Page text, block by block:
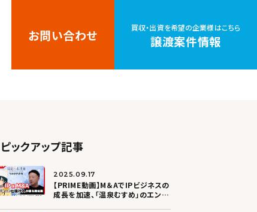
お問い合わせ 買収・出資を希望の企業様はこちら
譲渡案件情報
ピックアップ記事
2025.09.17
【PRIME動画】M＆AでIPビジネスの
成長を加速、「温泉むすめ」のエンバ